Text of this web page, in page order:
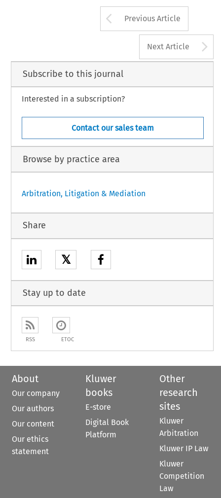
Arrow button
Previous Article
Next Article
Subscribe to this journal
Interested in a subscription?
Contact our sales team
Browse by practice area
Arbitration, Litigation & Mediation
Share
𝕏
Stay up to date
RSS ETOC
About
Our company
Our authors
Our content
Our ethics
statement
Kluwer
books
E-store
Digital Book
Platform
Other
research
sites
Kluwer
Arbitration
Kluwer IP Law
Kluwer
Competition
Law